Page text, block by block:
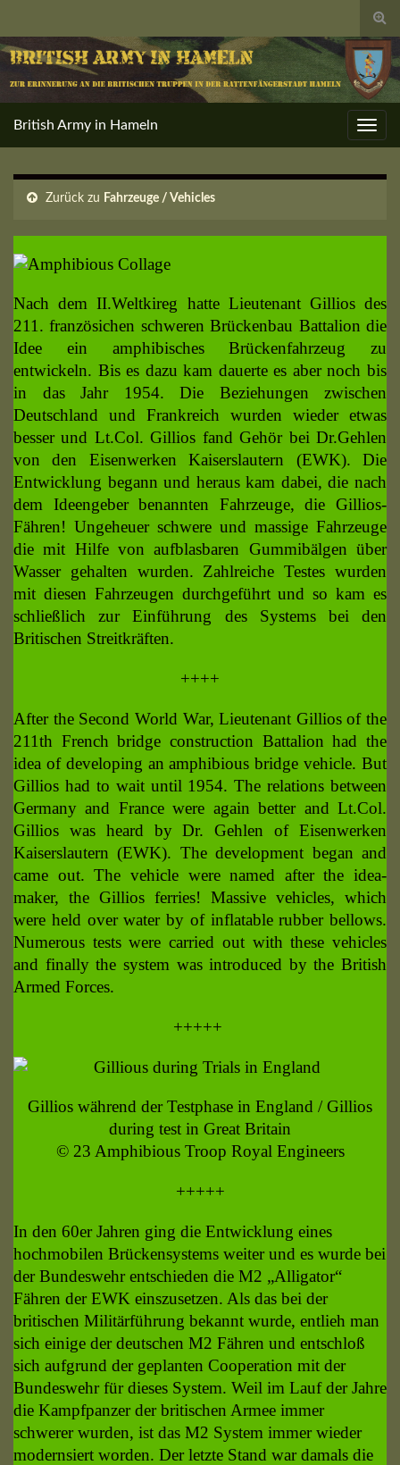
British Army in Hameln
Zurück zu Fahrzeuge / Vehicles
Nach dem II.Weltkireg hatte Lieutenant Gillios des
211. französichen schweren Brückenbau Battalion die
Idee ein amphibisches Brückenfahrzeug zu
entwickeln. Bis es dazu kam dauerte es aber noch bis
in das Jahr 1954. Die Beziehungen zwischen
Deutschland und Frankreich wurden wieder etwas
besser und Lt.Col. Gillios fand Gehör bei Dr.Gehlen
von den Eisenwerken Kaiserslautern (EWK). Die
Entwicklung begann und heraus kam dabei, die nach
dem Ideengeber benannten Fahrzeuge, die Gillios-
Fähren! Ungeheuer schwere und massige Fahrzeuge
die mit Hilfe von aufblasbaren Gummibälgen über
Wasser gehalten wurden. Zahlreiche Testes wurden
mit diesen Fahrzeugen durchgeführt und so kam es
schließlich zur Einführung des Systems bei den
Britischen Streitkräften.
++++
After the Second World War, Lieutenant Gillios of the
211th French bridge construction Battalion had the
idea of developing an amphibious bridge vehicle. But
Gillios had to wait until 1954. The relations between
Germany and France were again better and Lt.Col.
Gillios was heard by Dr. Gehlen of Eisenwerken
Kaiserslautern (EWK). The development began and
came out. The vehicle were named after the idea-
maker, the Gillios ferries! Massive vehicles, which
were held over water by of inflatable rubber bellows.
Numerous tests were carried out with these vehicles
and finally the system was introduced by the British
Armed Forces.
+++++
Gillios während der Testphase in England / Gillios
during test in Great Britain
© 23 Amphibious Troop Royal Engineers
+++++
In den 60er Jahren ging die Entwicklung eines
hochmobilen Brückensystems weiter und es wurde bei
der Bundeswehr entschieden die M2 „Alligator“
Fähren der EWK einszusetzen. Als das bei der
britischen Militärführung bekannt wurde, entlieh man
sich einige der deutschen M2 Fähren und entschloß
sich aufgrund der geplanten Cooperation mit der
Bundeswehr für dieses System. Weil im Lauf der Jahre
die Kampfpanzer der britischen Armee immer
schwerer wurden, ist das M2 System immer wieder
modernsiert worden. Der letzte Stand war damals die